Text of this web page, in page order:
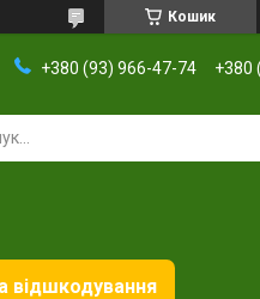
Кошик
+380 (93) 966-47-74 +380
відшкодування